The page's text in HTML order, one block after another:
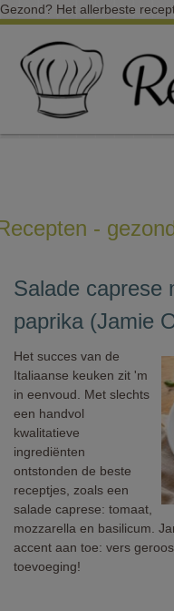
Gezond? Het allerbeste
-
Salade caprese
paprika (Jamie
Het succes van de
Italiaanse keuken zit 'm
in eenvoud. Met slechts
een handvol
kwalitatieve
ingrediënten
ontstonden de beste
receptjes, zoals een
salade caprese: tomaat,
mozzarella en basilicum.
accent aan toe: vers
toevoeging!